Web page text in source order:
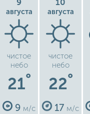
9
августа
чистое
небо
21°
9 м/с
10
августа
чистое
небо
22°
17 м/с